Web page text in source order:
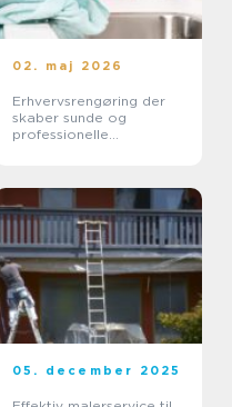
02. maj 2026
Erhvervsrengøring der
skaber sunde og
professionelle
05. december 2025